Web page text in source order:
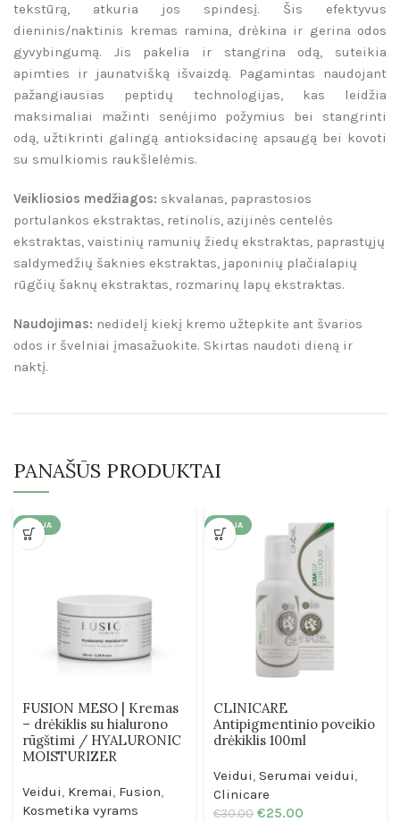
tekstūrą, atkuria jos spindesį. Šis efektyvus
dieninis/naktinis kremas ramina, drėkina ir gerina odos
gyvybingumą. Jis pakelia ir stangrina odą, suteikia
apimties ir jaunatvišką išvaizdą. Pagamintas naudojant
pažangiausias peptidų technologijas, kas leidžia
maksimaliai mažinti senėjimo požymius bei stangrinti
odą, užtikrinti galingą antioksidacinę apsaugą bei kovoti
su smulkiomis raukšlelėmis.
Veikliosios medžiagos: skvalanas, paprastosios
portulankos ekstraktas, retinolis, azijinės centelės
ekstraktas, vaistinių ramunių žiedų ekstraktas, paprastųjų
saldymedžių šaknies ekstraktas, japoninių plačialapių
rūgčių šaknų ekstraktas, rozmarinų lapų ekstraktas.
Naudojimas: nedidelį kiekį kremo užtepkite ant švarios
odos ir švelniai įmasažuokite. Skirtas naudoti dieną ir
naktį.
PANAŠŪS PRODUKTAI
AKCIJA
FUSION MESO | Kremas
– drėkiklis su hialurono
rūgštimi / HYALURONIC
MOISTURIZER
Veidui, Kremai, Fusion,
Kosmetika vyrams
AKCIJA
CLINICARE
Antipigmentinio poveikio
drėkiklis 100ml
Veidui, Serumai veidui,
Clinicare
€30.00 €25.00